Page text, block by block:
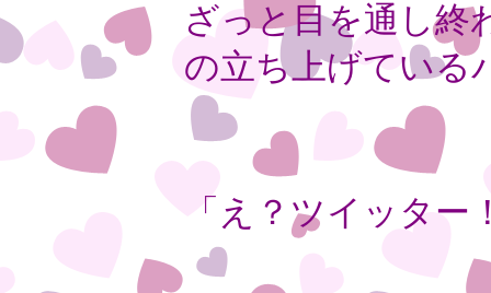
ざっと目を通し終
の立ち上げている
「え？ツイッタ